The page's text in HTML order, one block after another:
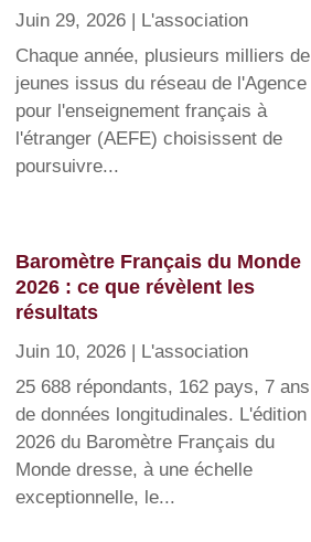
Juin 29, 2026| L'association
Chaque année, plusieurs milliers de
jeunes issus du réseau de l'Agence
pour l'enseignement français à
l'étranger (AEFE) choisissent de
poursuivre...
Baromètre Français du Monde
2026 : ce que révèlent les
résultats
Juin 10, 2026| L'association
25 688 répondants, 162 pays, 7 ans
de données longitudinales. L'édition
2026 du Baromètre Français du
Monde dresse, à une échelle
exceptionnelle, le...